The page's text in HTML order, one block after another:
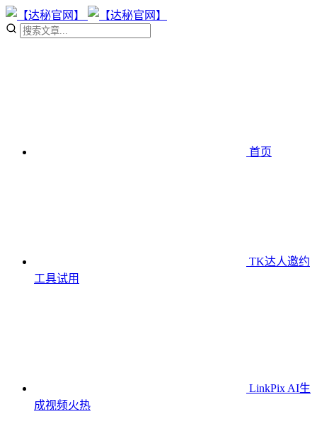
首页
TK达人邀约
工具试用
LinkPix AI生
成视频火热